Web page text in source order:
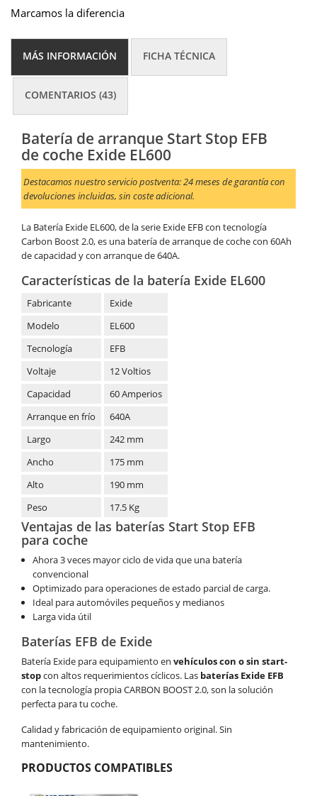
Marcamos la diferencia
MÁS INFORMACIÓN FICHA TÉCNICA
COMENTARIOS (43)
Batería de arranque Start Stop EFB
de coche Exide EL600
Destacamos nuestro servicio postventa: 24 meses de garantía con
devoluciones incluidas, sin coste adicional.
La Batería Exide EL600, de la serie Exide EFB con tecnología
Carbon Boost 2.0, es una batería de arranque de coche con 60Ah
de capacidad y con arranque de 640A.
Características de la batería Exide EL600
Fabricante
Exide
Modelo
EL600
Tecnología
EFB
Voltaje
12 Voltios
Capacidad
60 Amperios
Arranque en frío
640A
Largo
242 mm
Ancho
175 mm
Alto
190 mm
Peso
17.5 Kg
Ventajas de las baterías Start Stop EFB
para coche
Ahora 3 veces mayor ciclo de vida que una batería
convencional
Optimizado para operaciones de estado parcial de carga.
Ideal para automóviles pequeños y medianos
Larga vida útil
Baterías EFB de Exide
Batería Exide para equipamiento en vehículos con o sin start-
stopcon altos requerimientos cíclicos. Las baterías Exide EFB
con la tecnología propia CARBON BOOST 2.0, son la solución
perfecta para tu coche.
Calidad y fabricación de equipamiento original. Sin
mantenimiento.
PRODUCTOS COMPATIBLES